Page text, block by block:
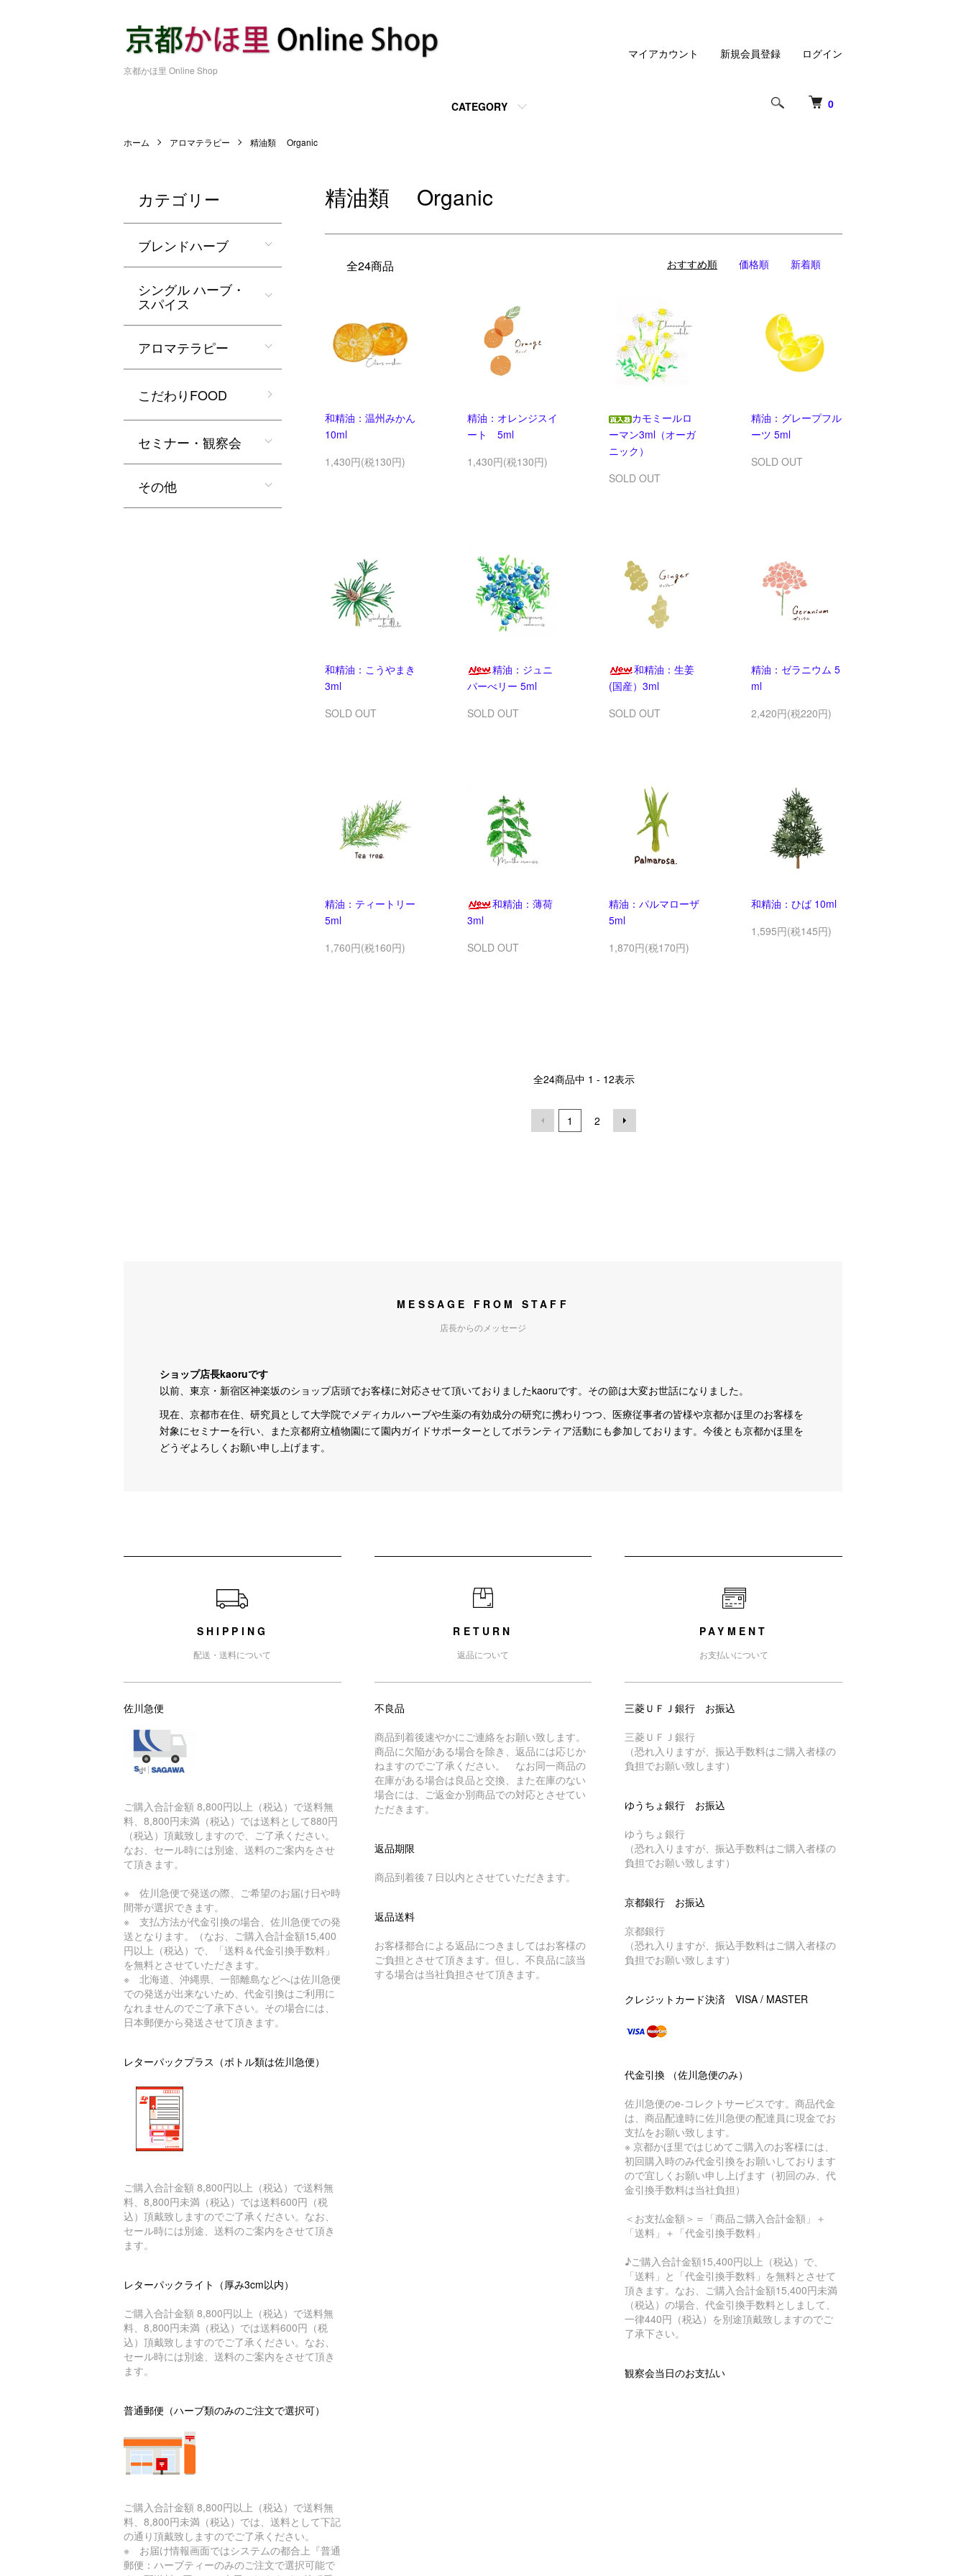
京都かほ里 Online Shop
0
CATEGORY
マイアカウント 新規会員登録 ログイン
ホーム アロマテラピー 精油類 Organic
精油類 Organic
全24商品 おすすめ順 価格順 新着順
和精油：温州みかん
10ml
1,430円(税130円)
精油：オレンジスイ
ート 5ml
1,430円(税130円)
カモミールロ
ーマン3ml（オーガ
ニック）
SOLD OUT
精油：グレープフル
ーツ 5ml
SOLD OUT
和精油：こうやまき
3ml
SOLD OUT
精油：ジュニ
パーべリー 5ml
SOLD OUT
和精油：生姜
(国産）3ml
SOLD OUT
精油：ゼラニウム 5
ml
2,420円(税220円)
精油：ティートリー
5ml
1,760円(税160円)
和精油：薄荷
3ml
SOLD OUT
精油：パルマローザ
5ml
1,870円(税170円)
和精油：ひば 10ml
1,595円(税145円)
全24商品中 1 - 12表示
1 2
カテゴリー
ブレンドハーブ
シングル ハーブ・
スパイス
アロマテラピー
こだわりFOOD
セミナー・観察会
その他
MESSAGE FROM STAFF
店長からのメッセージ
ショップ店長kaoruです
以前、東京・新宿区神楽坂のショップ店頭でお客様に対応させて頂いておりましたkaoruです。その節は大変お世話になりました。
現在、京都市在住、研究員として大学院でメディカルハーブや生薬の有効成分の研究に携わりつつ、医療従事者の皆様や京都かほ里のお客様を
対象にセミナーを行い、また京都府立植物園にて園内ガイドサポーターとしてボランティア活動にも参加しております。今後とも京都かほ里を
どうぞよろしくお願い申し上げます。
SHIPPING
配送・送料について
佐川急便
ご購入合計金額 8,800円以上（税込）で送料無
料、8,800円未満（税込）では送料として880円
（税込）頂戴致しますので、ご了承ください。
なお、セール時には別途、送料のご案内をさせ
て頂きます。
※ 佐川急便で発送の際、ご希望のお届け日や時
間帯が選択できます。
※ 支払方法が代金引換の場合、佐川急便での発
送となります。（なお、ご購入合計金額15,400
円以上（税込）で、「送料＆代金引換手数料」
を無料とさせていただきます。
※ 北海道、沖縄県、一部離島などへは佐川急便
での発送が出来ないため、代金引換はご利用に
なれませんのでご了承下さい。その場合には、
日本郵便から発送させて頂きます。
レターパックプラス（ボトル類は佐川急便）
ご購入合計金額 8,800円以上（税込）で送料無
料、8,800円未満（税込）では送料600円（税
込）頂戴致しますのでご了承ください。なお、
セール時には別途、送料のご案内をさせて頂き
ます。
レターパックライト（厚み3cm以内）
ご購入合計金額 8,800円以上（税込）で送料無
料、8,800円未満（税込）では送料600円（税
込）頂戴致しますのでご了承ください。なお、
セール時には別途、送料のご案内をさせて頂き
ます。
普通郵便（ハーブ類のみのご注文で選択可）
ご購入合計金額 8,800円以上（税込）で送料無
料、8,800円未満（税込）では、送料として下記
の通り頂戴致しますのでご了承ください。
※ お届け情報画面ではシステムの都合上『普通
郵便：ハーブティーのみのご注文で選択可能で
RETURN
返品について
不良品
商品到着後速やかにご連絡をお願い致します。
商品に欠陥がある場合を除き、返品には応じか
ねますのでご了承ください。 なお同一商品の
在庫がある場合は良品と交換、また在庫のない
場合には、ご返金か別商品での対応とさせてい
ただきます。
返品期限
商品到着後７日以内とさせていただきます。
返品送料
お客様都合による返品につきましてはお客様の
ご負担とさせて頂きます。但し、不良品に該当
する場合は当社負担させて頂きます。
PAYMENT
お支払いについて
三菱ＵＦＪ銀行 お振込
三菱ＵＦＪ銀行
（恐れ入りますが、振込手数料はご購入者様の
負担でお願い致します）
ゆうちょ銀行 お振込
ゆうちょ銀行
（恐れ入りますが、振込手数料はご購入者様の
負担でお願い致します）
京都銀行 お振込
京都銀行
（恐れ入りますが、振込手数料はご購入者様の
負担でお願い致します）
クレジットカード決済 VISA / MASTER
代金引換 （佐川急便のみ）
佐川急便のe-コレクトサービスです。商品代金
は、商品配達時に佐川急便の配達員に現金でお
支払をお願い致します。
※ 京都かほ里ではじめてご購入のお客様には、
初回購入時のみ代金引換をお願いしております
ので宜しくお願い申し上げます（初回のみ、代
金引換手数料は当社負担）
＜お支払金額＞＝「商品ご購入合計金額」＋
「送料」＋「代金引換手数料」
♪ご購入合計金額15,400円以上（税込）で、
「送料」と「代金引換手数料」を無料とさせて
頂きます。なお、ご購入合計金額15,400円未満
（税込）の場合、代金引換手数料としまして、
一律440円（税込）を別途頂戴致しますのでご
了承下さい。
観察会当日のお支払い